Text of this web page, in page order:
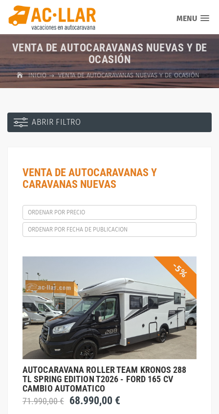
MENU
VENTA DE AUTOCARAVANAS NUEVAS Y DE
OCASIÓN
INICIO VENTA DE AUTOCARAVANAS NUEVAS Y DE OCASIÓN
ABRIR FILTRO
VENTA DE AUTOCARAVANAS Y
CARAVANAS NUEVAS
ORDENAR POR PRECIO
ORDENAR POR FECHA DE PUBLICACION
-5%
AUTOCARAVANA ROLLER TEAM KRONOS 288
TL SPRING EDITION T2026 - FORD 165 CV
CAMBIO AUTOMATICO
71.990,00 € 68.990,00 €